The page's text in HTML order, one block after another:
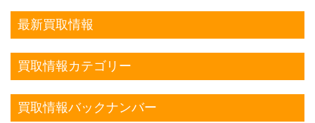
最新買取情報
買取情報カテゴリー
買取情報バックナンバー